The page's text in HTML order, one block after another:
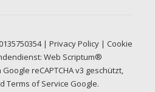
| Privacy Policy| Cookie
Web Scriptum®
reCAPTCHA v3 geschützt,
Terms of Service Google.